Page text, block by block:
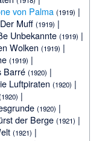
von Palma (1919) |
Der Muff (1919) |
Unbekannte (1919) |
Wolken (1919) |
(1919) |
Barré (1920) |
Luftpiraten (1920) |
|
(1920) |
der Berge (1921) |
(1921) |